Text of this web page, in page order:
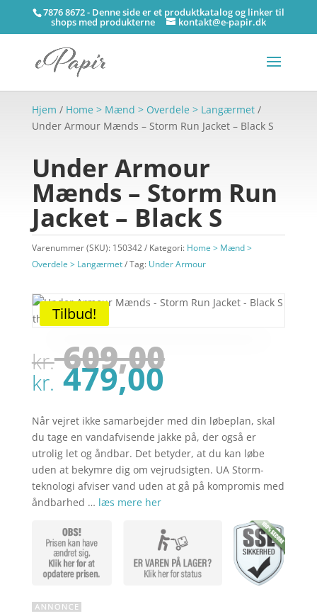
7876 8672 - Denne side er et produktkatalog og linker til
shops med produkterne kontakt@e-papir.dk
Hjem / Home > Mænd > Overdele > Langærmet/
Under Armour Mænds – Storm Run Jacket – Black S
Under Armour
Mænds – Storm Run
Jacket – Black S
Varenummer (SKU): 150342 Kategori: Home > Mænd >
Overdele > Langærmet
Tag: Under Armour
Tilbud!
kr.609,00Den
var:
kr.
kr.479,00Den
pris
er:
kr.
Når vejret ikke samarbejder med din løbeplan, skal
du tage en vandafvisende jakke på, der også er
utrolig let og åndbar. Det betyder, at du kan løbe
uden at bekymre dig om vejrudsigten. UA Storm-
teknologi afviser vand uden at gå på kompromis med
åndbarhed … læs mere her